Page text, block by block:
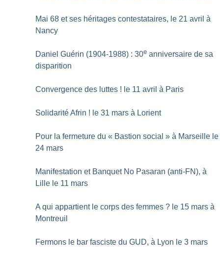
Mai 68 et ses héritages contestataires, le 21 avril à
Nancy
Daniel Guérin (1904-1988) : 30e anniversaire de sa
disparition
Convergence des luttes ! le 11 avril à Paris
Solidarité Afrin ! le 31 mars à Lorient
Pour la fermeture du « Bastion social » à Marseille le
24 mars
Manifestation et Banquet No Pasaran (anti-FN), à
Lille le 11 mars
A qui appartient le corps des femmes ? le 15 mars à
Montreuil
Fermons le bar fasciste du GUD, à Lyon le 3 mars